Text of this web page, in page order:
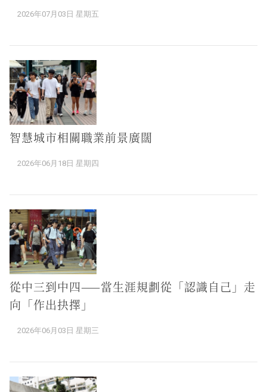
2026年07月03日 星期五
智慧城市相關職業前景廣闊
2026年06月18日 星期四
從中三到中四——當生涯規劃從「認識自己」走
向「作出抉擇」
2026年06月03日 星期三